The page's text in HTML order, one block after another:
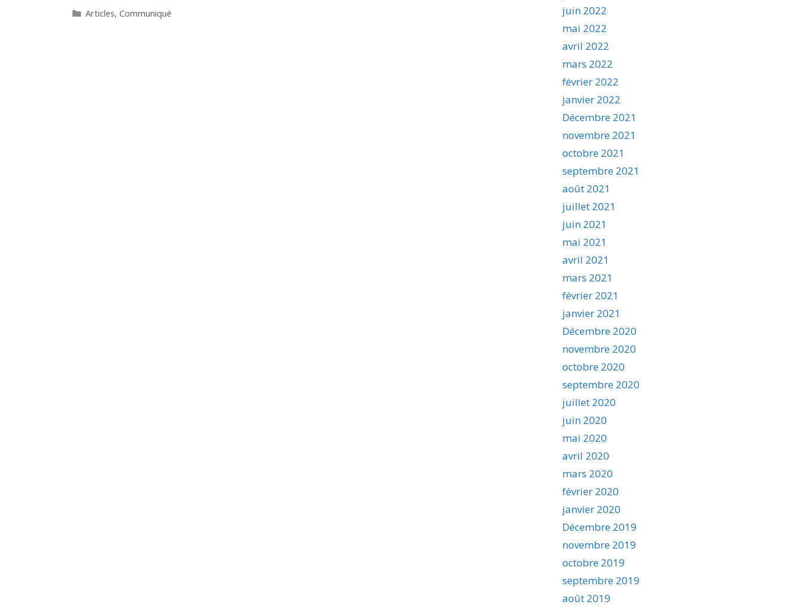
Catégories
Articles, Communiqué
juin 2022
mai 2022
avril 2022
mars 2022
février 2022
janvier 2022
Décembre 2021
novembre 2021
octobre 2021
septembre 2021
août 2021
juillet 2021
juin 2021
mai 2021
avril 2021
mars 2021
février 2021
janvier 2021
Décembre 2020
novembre 2020
octobre 2020
septembre 2020
juillet 2020
juin 2020
mai 2020
avril 2020
mars 2020
février 2020
janvier 2020
Décembre 2019
novembre 2019
octobre 2019
septembre 2019
août 2019